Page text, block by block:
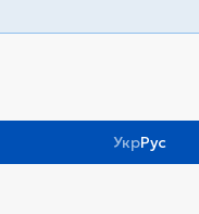
УкрРус